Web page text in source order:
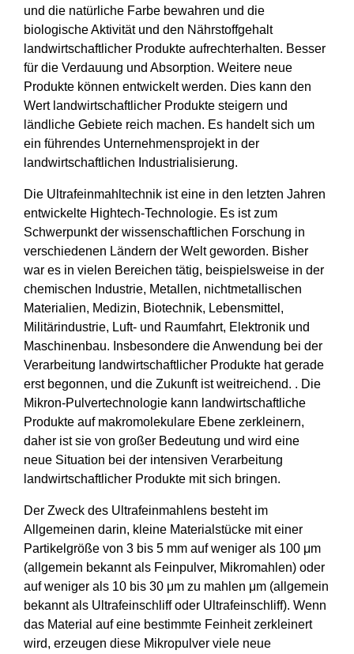
und die natürliche Farbe bewahren und die
biologische Aktivität und den Nährstoffgehalt
landwirtschaftlicher Produkte aufrechterhalten. Besser
für die Verdauung und Absorption. Weitere neue
Produkte können entwickelt werden. Dies kann den
Wert landwirtschaftlicher Produkte steigern und
ländliche Gebiete reich machen. Es handelt sich um
ein führendes Unternehmensprojekt in der
landwirtschaftlichen Industrialisierung.
Die Ultrafeinmahltechnik ist eine in den letzten Jahren
entwickelte Hightech-Technologie. Es ist zum
Schwerpunkt der wissenschaftlichen Forschung in
verschiedenen Ländern der Welt geworden. Bisher
war es in vielen Bereichen tätig, beispielsweise in der
chemischen Industrie, Metallen, nichtmetallischen
Materialien, Medizin, Biotechnik, Lebensmittel,
Militärindustrie, Luft- und Raumfahrt, Elektronik und
Maschinenbau. Insbesondere die Anwendung bei der
Verarbeitung landwirtschaftlicher Produkte hat gerade
erst begonnen, und die Zukunft ist weitreichend. . Die
Mikron-Pulvertechnologie kann landwirtschaftliche
Produkte auf makromolekulare Ebene zerkleinern,
daher ist sie von großer Bedeutung und wird eine
neue Situation bei der intensiven Verarbeitung
landwirtschaftlicher Produkte mit sich bringen.
Der Zweck des Ultrafeinmahlens besteht im
Allgemeinen darin, kleine Materialstücke mit einer
Partikelgröße von 3 bis 5 mm auf weniger als 100 μm
(allgemein bekannt als Feinpulver, Mikromahlen) oder
auf weniger als 10 bis 30 μm zu mahlen μm (allgemein
bekannt als Ultrafeinschliff oder Ultrafeinschliff). Wenn
das Material auf eine bestimmte Feinheit zerkleinert
wird, erzeugen diese Mikropulver viele neue